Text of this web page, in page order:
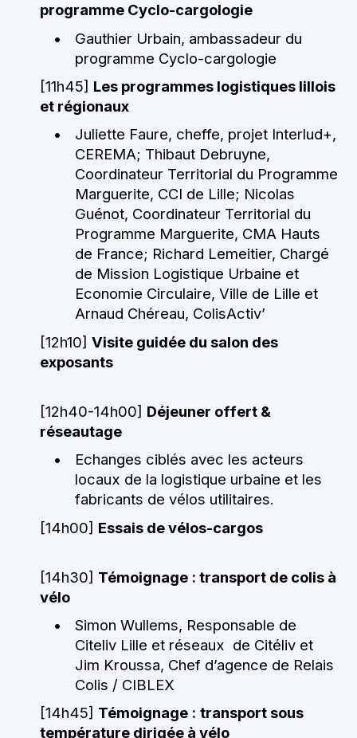
programme Cyclo-cargologie
Gauthier Urbain, ambassadeur du
programme Cyclo-cargologie
[11h45] Les programmes logistiques lillois
et régionaux
Juliette Faure, cheffe, projet Interlud+,
CEREMA; Thibaut Debruyne,
Coordinateur Territorial du Programme
Marguerite, CCI de Lille; Nicolas
Guénot, Coordinateur Territorial du
Programme Marguerite, CMA Hauts
de France; Richard Lemeitier, Chargé
de Mission Logistique Urbaine et
Economie Circulaire, Ville de Lille et
Arnaud Chéreau, ColisActiv’
[12h10] Visite guidée du salon des
exposants
[12h40-14h00] Déjeuner offert &
réseautage
Echanges ciblés avec les acteurs
locaux de la logistique urbaine et les
fabricants de vélos utilitaires.
[14h00] Essais de vélos-cargos
[14h30] Témoignage : transport de colis à
vélo
Simon Wullems, Responsable de
Citeliv Lille et réseaux de Citéliv et
Jim Kroussa, Chef d’agence de Relais
Colis / CIBLEX
[14h45] Témoignage : transport sous
température dirigée à vélo